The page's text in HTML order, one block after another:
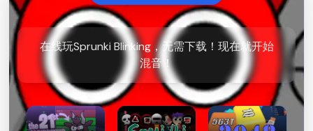
在线玩Sprunki Blinking，无需下载！现在就开始
混音！